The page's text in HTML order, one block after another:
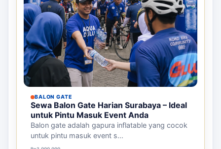
BALON GATE
Sewa Balon Gate Harian Surabaya – Ideal
untuk Pintu Masuk Event Anda
Balon gate adalah gapura inflatable yang cocok
untuk pintu masuk event s...